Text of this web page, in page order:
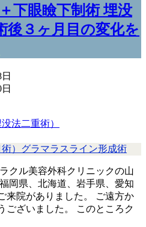
下眼瞼下制術 埋没
後３ヶ月目の変化を
法二重術）
）グラマラスライン形成術
クル美容外科クリニックの山
岡県、北海道、岩手県、愛知
来院がありました。 ご遠方か
ございました。 このところク